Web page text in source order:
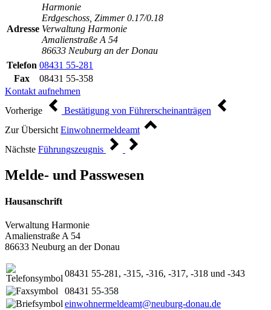
Adresse
Harmonie
Erdgeschoss, Zimmer 0.17/0.18
Verwaltung Harmonie
Amalienstraße A 54
86633 Neuburg an der Donau
Telefon 08431 55-281
Fax
08431 55-358
Kontakt aufnehmen
Vorherige
Bestätigung von Führerscheinanträgen
Zur Übersicht Einwohnermeldeamt
Nächste Führungszeugnis
Melde- und Passwesen
Hausanschrift
Verwaltung Harmonie
Amalienstraße A 54
86633 Neuburg an der Donau
08431 55-281, -315, -316, -317, -318 und -343
08431 55-358
einwohnermeldeamt@neuburg-donau.de